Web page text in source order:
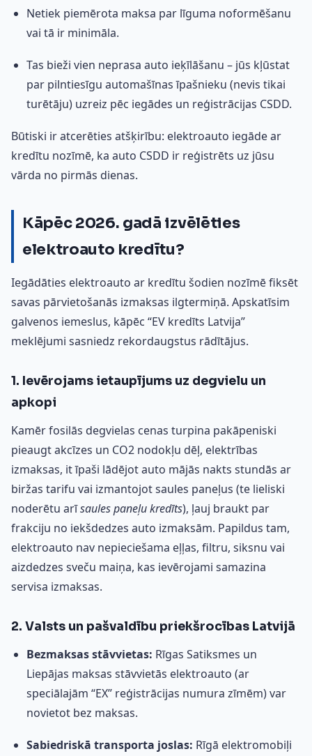
Netiek piemērota maksa par līguma noformēšanu
vai tā ir minimāla.
Tas bieži vien neprasa auto ieķīlāšanu – jūs kļūstat
par pilntiesīgu automašīnas īpašnieku (nevis tikai
turētāju) uzreiz pēc iegādes un reģistrācijas CSDD.
Būtiski ir atcerēties atšķirību: elektroauto iegāde ar
kredītu nozīmē, ka auto CSDD ir reģistrēts uz jūsu
vārda no pirmās dienas.
Kāpēc 2026. gadā izvēlēties
elektroauto kredītu?
Iegādāties elektroauto ar kredītu šodien nozīmē fiksēt
savas pārvietošanās izmaksas ilgtermiņā. Apskatīsim
galvenos iemeslus, kāpēc “EV kredīts Latvija”
meklējumi sasniedz rekordaugstus rādītājus.
1. Ievērojams ietaupījums uz degvielu un
apkopi
Kamēr fosilās degvielas cenas turpina pakāpeniski
pieaugt akcīzes un CO2 nodokļu dēļ, elektrības
izmaksas, it īpaši lādējot auto mājās nakts stundās ar
biržas tarifu vai izmantojot saules paneļus (te lieliski
noderētu arīsaules paneļu kredīts), ļauj braukt par
frakciju no iekšdedzes auto izmaksām. Papildus tam,
elektroauto nav nepieciešama eļļas, filtru, siksnu vai
aizdedzes sveču maiņa, kas ievērojami samazina
servisa izmaksas.
2. Valsts un pašvaldību priekšrocības Latvijā
Bezmaksas stāvvietas: Rīgas Satiksmes un
Liepājas maksas stāvvietās elektroauto (ar
speciālajām “EX” reģistrācijas numura zīmēm) var
novietot bez maksas.
Sabiedriskā transporta joslas: Rīgā elektromobiļi